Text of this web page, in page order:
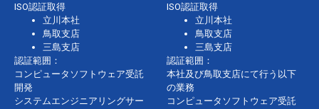
ISO認証取得
立川本社
鳥取支店
三島支店
認証範囲：
コンピュータソフトウェア受託
開発
システムエンジニアリングサー
ISO認証取得
立川本社
鳥取支店
三島支店
認証範囲：
本社及び鳥取支店にて行う以下
の業務
コンピュータソフトウェア受託